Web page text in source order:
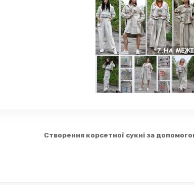
Створення корсетної сукні за